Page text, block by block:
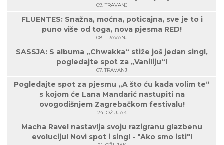
09. TRAVANJ
FLUENTES: Snažna, moćna, poticajna, sve je to i
puno više od toga, nova pjesma RED!
08. TRAVANJ
SASSJA: S albuma „Chwakka“ stiže još jedan singl,
pogledajte spot za „Vaniliju“!
07. TRAVANJ
Pogledajte spot za pjesmu „A što ću kada volim te“
s kojom će Lana Mandarić nastupiti na
ovogodišnjem Zagrebačkom festivalu!
24. OŽUJAK
Macha Ravel nastavlja svoju razigranu glazbenu
evoluciju! Novi spot i singl - "Ako smo isti"!